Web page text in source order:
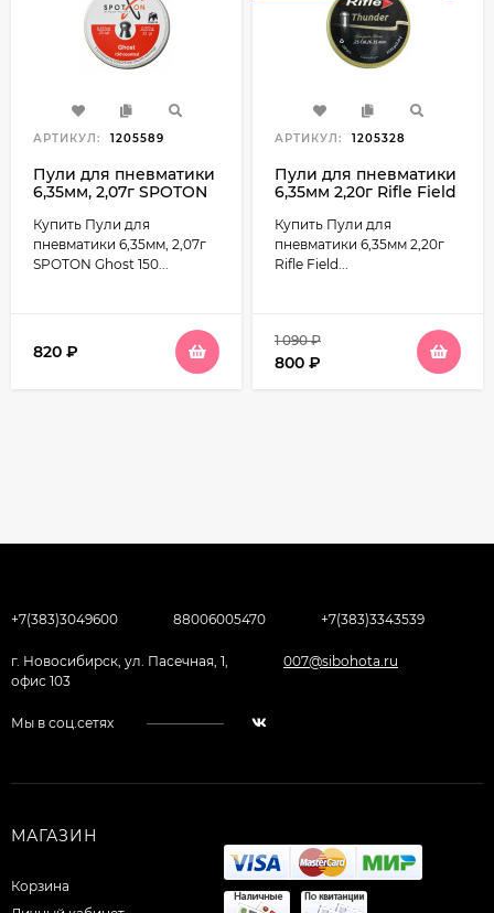
АРТИКУЛ: 1205589
Пули для пневматики
6,35мм, 2,07г SPOTON
Купить Пули для
пневматики 6,35мм, 2,07г
SPOTON Ghost 150...
820 ₽
АРТИКУЛ: 1205328
Пули для пневматики
6,35мм 2,20г Rifle Field
штук
Купить Пули для
пневматики 6,35мм 2,20г
Rifle Field...
1 090₽
800 ₽
+7(383)3049600 88006005470 +7(383)3343539
г. Новосибирск, ул. Пасечная, 1,
офис 103
007@sibohota.ru
Мы в соц.сетях
МАГАЗИН
Корзина